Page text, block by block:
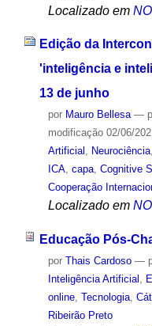
Localizado em
Edição da
'inteligência e
13 de junho
por Mauro Bellesa —
modificação02/06/
Artificial , Neurociência,
ICA, capa, Cognitive
Cooperação
Localizado em
Educação Pós-
por Thais Cardoso —
Inteligência Artificial ,
online, Tecnologia,
Ribeirão Preto